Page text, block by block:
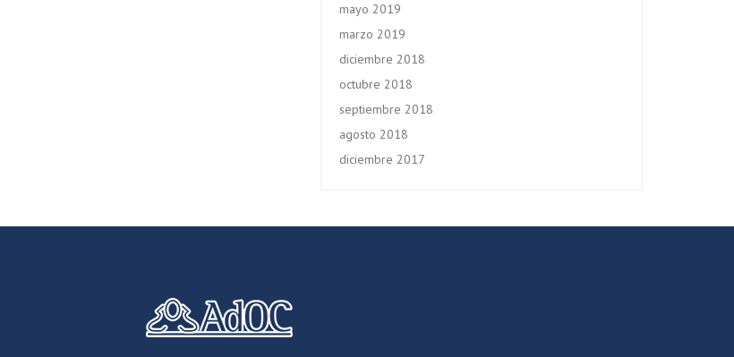
mayo 2019
marzo 2019
diciembre 2018
octubre 2018
septiembre 2018
agosto 2018
diciembre 2017